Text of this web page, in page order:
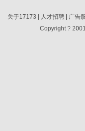
关于17173 人才招聘|
广告
Copyright ?